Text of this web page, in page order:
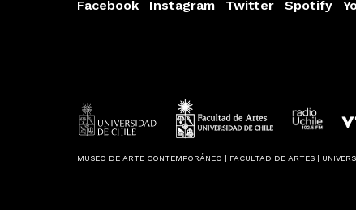
Facebook Instagram Twitter Spotify
MUSEO DE ARTE CONTEMPORÁNEO | FACULTAD DE ARTES |